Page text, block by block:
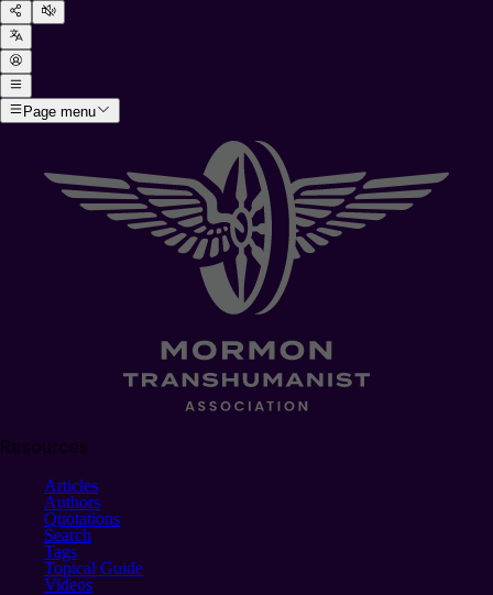
Page menu
Articles
Authors
Quotations
Search
Tags
Topical Guide
Videos